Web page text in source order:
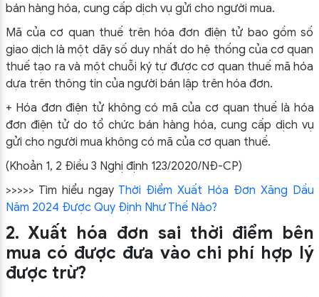
bán hàng hóa, cung cấp dịch vụ gửi cho người mua.
Mã của cơ quan thuế trên hóa đơn điện tử bao gồm số
giao dịch là một dãy số duy nhất do hệ thống của cơ quan
thuế tạo ra và một chuỗi ký tự được cơ quan thuế mã hóa
dựa trên thông tin của người bán lập trên hóa đơn.
+ Hóa đơn điện tử không có mã của cơ quan thuế là hóa
đơn điện tử do tổ chức bán hàng hóa, cung cấp dịch vụ
gửi cho người mua không có mã của cơ quan thuế.
(Khoản 1, 2 Điều 3 Nghị định 123/2020/NĐ-CP)
>>>>> Tìm hiểu ngay Thời Điểm Xuất Hóa Đơn Xăng Dầu
Năm 2024 Được Quy Định Như Thế Nào?
2. Xuất hóa đơn sai thời điểm bên
mua có được đưa vào chi phí hợp lý
được trừ?